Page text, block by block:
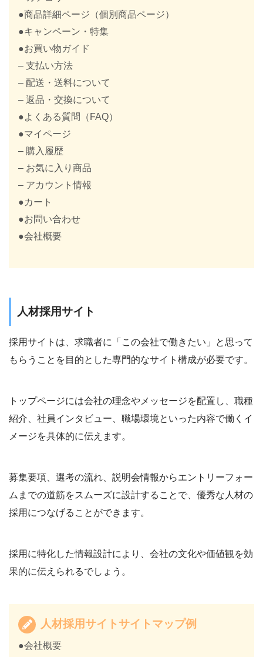
●商品詳細ページ（個別商品ページ）
●キャンペーン・特集
●お買い物ガイド
– 支払い方法
– 配送・送料について
– 返品・交換について
●よくある質問（FAQ）
●マイページ
– 購入履歴
– お気に入り商品
– アカウント情報
●カート
●お問い合わせ
●会社概要
人材採用サイト
採用サイトは、求職者に「この会社で働きたい」と思って
もらうことを目的とした専門的なサイト構成が必要です。
トップページには会社の理念やメッセージを配置し、職種
紹介、社員インタビュー、職場環境といった内容で働くイ
メージを具体的に伝えます。
募集要項、選考の流れ、説明会情報からエントリーフォー
ムまでの道筋をスムーズに設計することで、優秀な人材の
採用につなげることができます。
採用に特化した情報設計により、会社の文化や価値観を効
果的に伝えられるでしょう。
人材採用サイトサイトマップ例
●会社概要